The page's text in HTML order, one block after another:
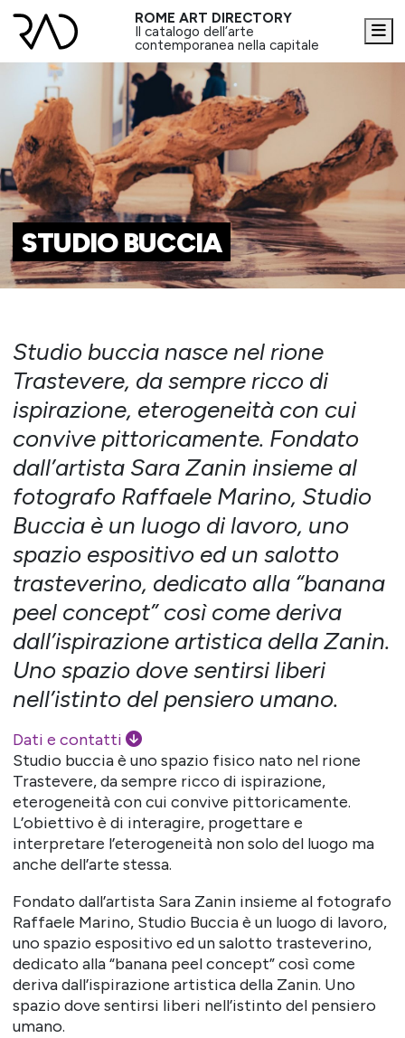
ROME ART DIRECTORY
Il catalogo dell’arte
contemporanea nella capitale
STUDIO BUCCIA
Studio buccia nasce nel rione
Trastevere, da sempre ricco di
ispirazione, eterogeneità con cui
convive pittoricamente. Fondato
dall’artista Sara Zanin insieme al
fotografo Raffaele Marino, Studio
Buccia è un luogo di lavoro, uno
spazio espositivo ed un salotto
trasteverino, dedicato alla “banana
peel concept” così come deriva
dall’ispirazione artistica della Zanin.
Uno spazio dove sentirsi liberi
nell’istinto del pensiero umano.
Dati e contatti
Studio buccia è uno spazio fisico nato nel rione
Trastevere, da sempre ricco di ispirazione,
eterogeneità con cui convive pittoricamente.
L’obiettivo è di interagire, progettare e
interpretare l’eterogeneità non solo del luogo ma
anche dell’arte stessa.
Fondato dall’artista Sara Zanin insieme al fotografo
Raffaele Marino, Studio Buccia è un luogo di lavoro,
uno spazio espositivo ed un salotto trasteverino,
dedicato alla “banana peel concept” così come
deriva dall’ispirazione artistica della Zanin. Uno
spazio dove sentirsi liberi nell’istinto del pensiero
umano.